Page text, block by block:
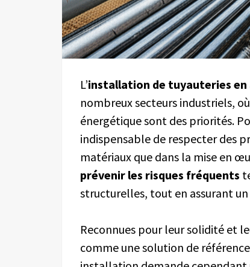
L’installation de tuyauteries en
nombreux secteurs industriels,
énergétique sont des priorités.
indispensable de respecter des
matériaux que dans la mise en
prévenir les risques fréquents
structurelles, tout en assurant
Reconnues pour leur solidité et
comme une solution de